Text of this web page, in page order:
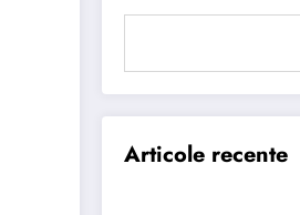
Articole recente